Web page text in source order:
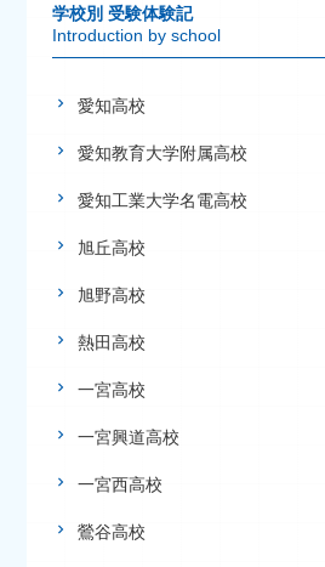
学校別 受験体験記
Introduction by school
愛知高校
愛知教育大学附属高校
愛知工業大学名電高校
旭丘高校
旭野高校
熱田高校
一宮高校
一宮興道高校
一宮西高校
鶯谷高校